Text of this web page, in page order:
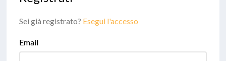
Sei già registrato? Esegui l'accesso
Email